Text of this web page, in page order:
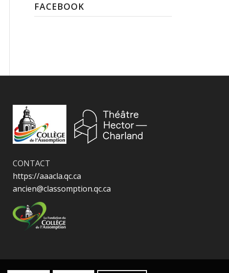
FACEBOOK
CONTACT
https://aaacla.qc.ca
ancien@classomption.qc.ca